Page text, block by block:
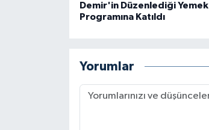
Demir'in Düzenlediği Yemek
Programına Katıldı
Yorumlar